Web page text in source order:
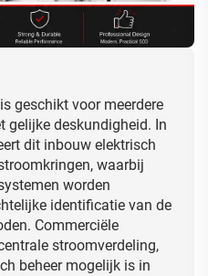
geschikt voor meerdere
gelijke deskundigheid. In
dit inbouw elektrisch
waarbij
worden
identificatie van de
Commerciële
stroomverdeling,
beheer mogelijk is in